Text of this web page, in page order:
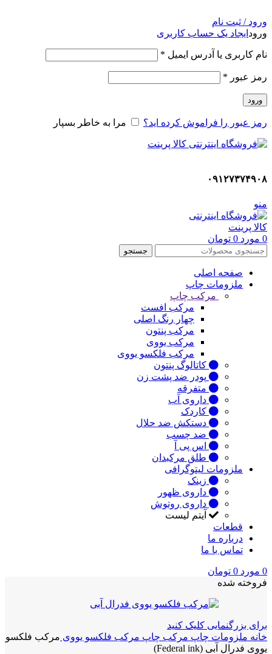
ورود / ثبت نام
ورود ایجاد یک حساب کاربری
نام کاربری یا آدرس ایمیل *
رمز عبور *
ورود
رمز عبور را فراموش کرده اید؟ مرا به خاطر بسپار
۰۹۱۲۷۳۷۴۹۰۸
منو
0 مورد 0 تومان
جستجو
صفحه اصلی
ملزومات چاپ
مرکب چاپ
مرکب افست
چهار رنگ اصلی
مرکب پنتون
مرکب یووی
مرکب فلکسو یووی
کاتالوگ پنتون
پودر ضد پشت زن
متفرقه
داروی آب
کاردک
دستکش ضد حلال
ضد چسب
اس پی آ
طلق مرکبدان
ملزومات لیتوگرافی
زینک
داروی ظهور
داروی روتوش
آیتم لیست
قطعات
درباره ما
تماس با ما
0 مورد 0 تومان
فروخته شده
برای بزرگنمایی کلیک کنید
خانه ملزومات چاپ مرکب چاپ مرکب فلکسو یووی مرکب فلکسو
یووی فدرال آبی (Federal ink)